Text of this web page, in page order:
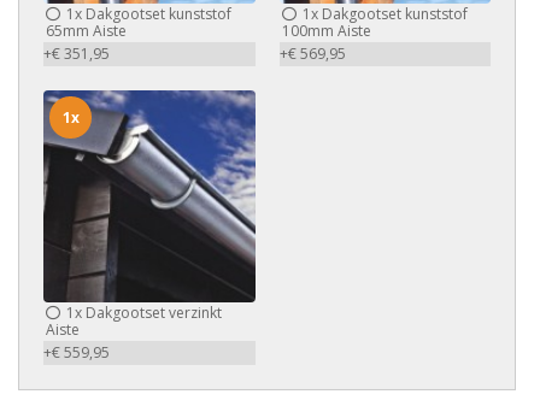
1x Dakgootset kunststof
65mm Aiste
+€ 351,95
1xDakgootset kunststof
100mm Aiste
+€ 569,95
1x Dakgootset verzinkt
Aiste
+€ 559,95
1x